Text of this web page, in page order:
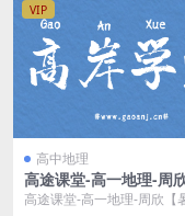
VIP
高中地理
高途课堂-高一地理-周
1暑假班】（2G高清视
高途课堂-高一地理-周欣【